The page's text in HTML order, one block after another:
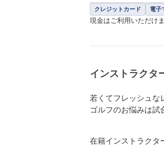
クレジットカード 電子
現金はご利用いただけ
インストラクタ
若くてフレッシュな
ゴルフのお悩みは試
在籍インストラクタ